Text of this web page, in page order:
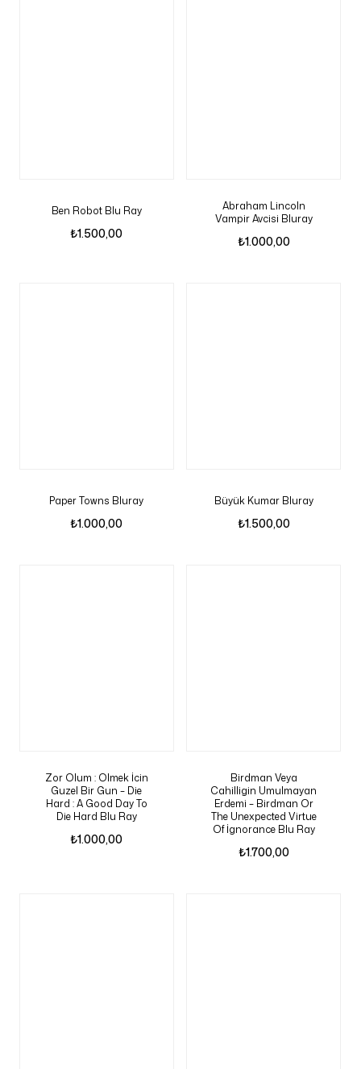
Ben Robot Blu Ray
₺1.500,00
Abraham Lincoln
Vampir Avcisi Bluray
₺1.000,00
Paper Towns Bluray
₺1.000,00
Büyük Kumar Bluray
₺1.500,00
Zor Olum : Olmek İcin
Guzel Bir Gun – Die
Hard : A Good Day To
Die Hard Blu Ray
₺1.000,00
Birdman Veya
Cahilligin Umulmayan
Erdemi – Birdman Or
The Unexpected Virtue
Of İgnorance Blu Ray
₺1.700,00